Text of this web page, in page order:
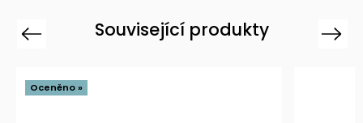
Související produkty
Previous
Oceněno »
Next